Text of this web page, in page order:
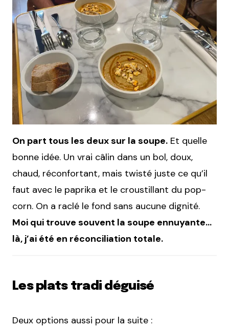
On part tous les deux sur la soupe. Et quelle
bonne idée. Un vrai câlin dans un bol, doux,
chaud, réconfortant, mais twisté juste ce qu’il
faut avec le paprika et le croustillant du pop-
corn. On a raclé le fond sans aucune dignité.
Moi qui trouve souvent la soupe ennuyante…
là, j’ai été en réconciliation totale.
Les plats tradi déguisé
Deux options aussi pour la suite :